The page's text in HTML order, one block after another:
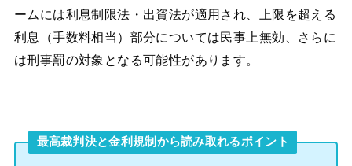
ームには利息制限法・出資法が適用され、上限を超える
利息（手数料相当）部分については民事上無効、さらに
は刑事罰の対象となる可能性があります。
最高裁判決と金利規制から読み取れるポイント